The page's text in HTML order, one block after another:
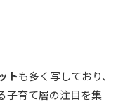
トも多く写しており、
子育て層の注目を集